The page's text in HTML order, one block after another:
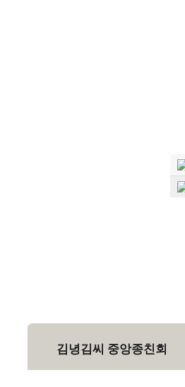
김녕김씨 중앙종친회